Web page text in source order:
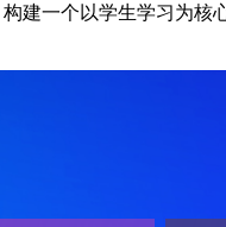
建一个以学生学习为